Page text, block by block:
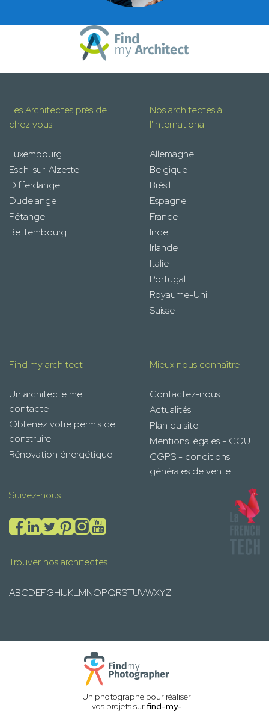
Les Architectes près de
chez vous
Luxembourg
Esch-sur-Alzette
Differdange
Dudelange
Pétange
Bettembourg
Nos architectes à
l'international
Allemagne
Belgique
Brésil
Espagne
France
Inde
Irlande
Italie
Portugal
Royaume-Uni
Suisse
Find my architect
Un architecte me
contacte
Obtenez votre permis de
construire
Rénovation énergétique
Mieux nous connaître
Contactez-nous
Actualités
Plan du site
Mentions légales - CGU
CGPS - conditions
générales de vente
Suivez-nous
Trouver nos architectes
ABCDEFGHIJKLMNOPQRSTUVWXYZ
Un photographe pour réaliser
vos projets surfind-my-